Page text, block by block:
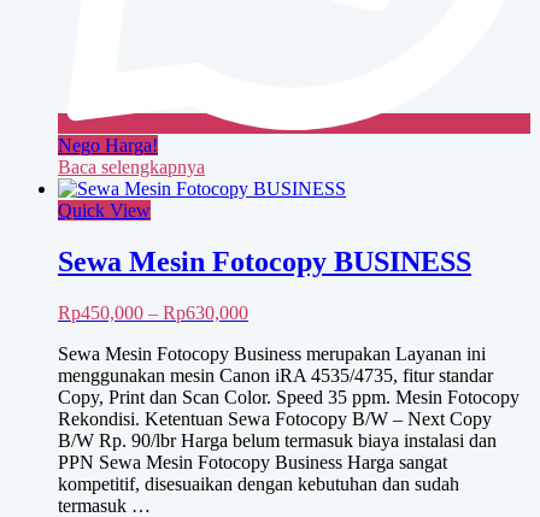
Nego Harga!
Baca selengkapnya
Quick View
Sewa Mesin Fotocopy BUSINESS
Rp450,000 – Rp630,000Rentang
Rp450,000
hingga
Rp630,000
Sewa Mesin Fotocopy Business merupakan Layanan ini
menggunakan mesin Canon iRA 4535/4735, fitur standar
Copy, Print dan Scan Color. Speed 35 ppm. Mesin Fotocopy
Rekondisi. Ketentuan Sewa Fotocopy B/W – Next Copy
B/W Rp. 90/lbr Harga belum termasuk biaya instalasi dan
PPN Sewa Mesin Fotocopy Business Harga sangat
kompetitif, disesuaikan dengan kebutuhan dan sudah
termasuk …